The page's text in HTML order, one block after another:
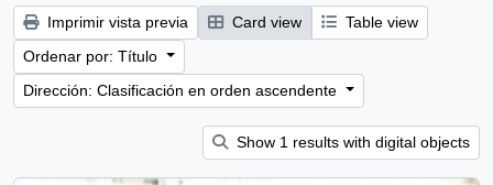
Imprimir vista previa Card view
Table view
Ordenar por: Título
Dirección: Clasificación en orden ascendente
Show 1 results with digital objects